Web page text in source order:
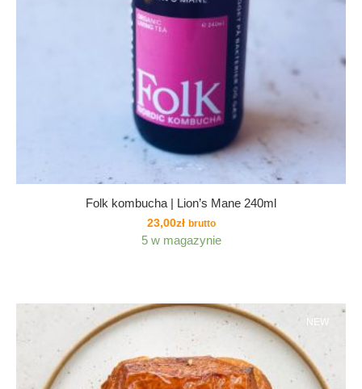
Folk kombucha | Lion’s Mane 240ml
23,00zł brutto
5 w magazynie
NEW